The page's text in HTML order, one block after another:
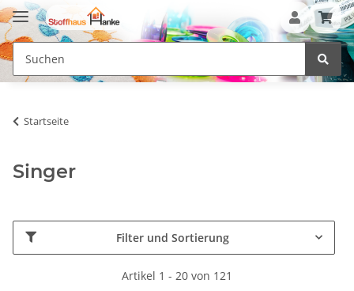
Startseite
Singer
Filter und Sortierung
Artikel 1 - 20 von 121